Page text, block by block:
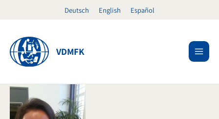
Deutsch English Español
VDMFK